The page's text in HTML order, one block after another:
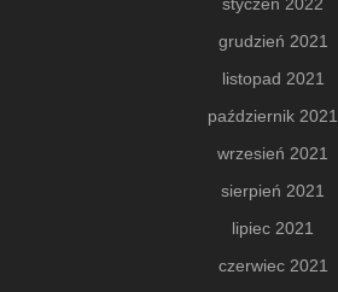
styczeń 2022
grudzień 2021
listopad 2021
październik 2021
wrzesień 2021
sierpień 2021
lipiec 2021
czerwiec 2021